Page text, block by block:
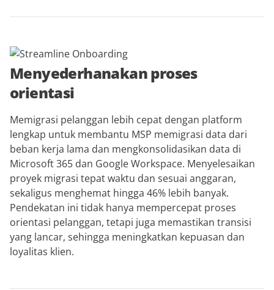
Menyederhanakan proses
orientasi
Memigrasi pelanggan lebih cepat dengan platform
lengkap untuk membantu MSP memigrasi data dari
beban kerja lama dan mengkonsolidasikan data di
Microsoft 365 dan Google Workspace. Menyelesaikan
proyek migrasi tepat waktu dan sesuai anggaran,
sekaligus menghemat hingga 46% lebih banyak.
Pendekatan ini tidak hanya mempercepat proses
orientasi pelanggan, tetapi juga memastikan transisi
yang lancar, sehingga meningkatkan kepuasan dan
loyalitas klien.